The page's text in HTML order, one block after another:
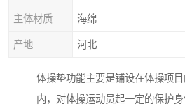
主体材质 海绵
产地 河北
体操垫功能主要是铺设在体操项
内，对体操运动员起一定的保护